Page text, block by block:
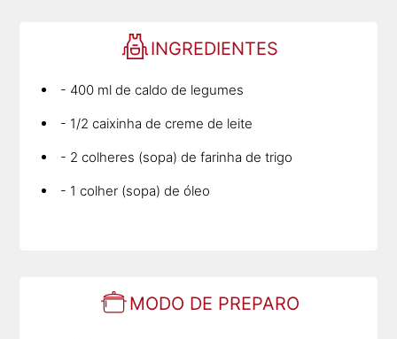
INGREDIENTES
- 400 ml de caldo de legumes
- 1/2 caixinha de creme de leite
- 2 colheres (sopa) de farinha de trigo
- 1 colher (sopa) de óleo
MODO DE PREPARO